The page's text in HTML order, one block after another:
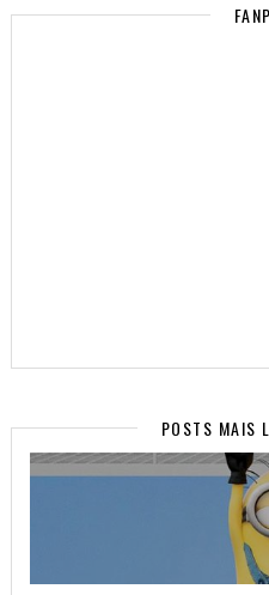
POSTS MAIS
WALLPAPERS SUPER